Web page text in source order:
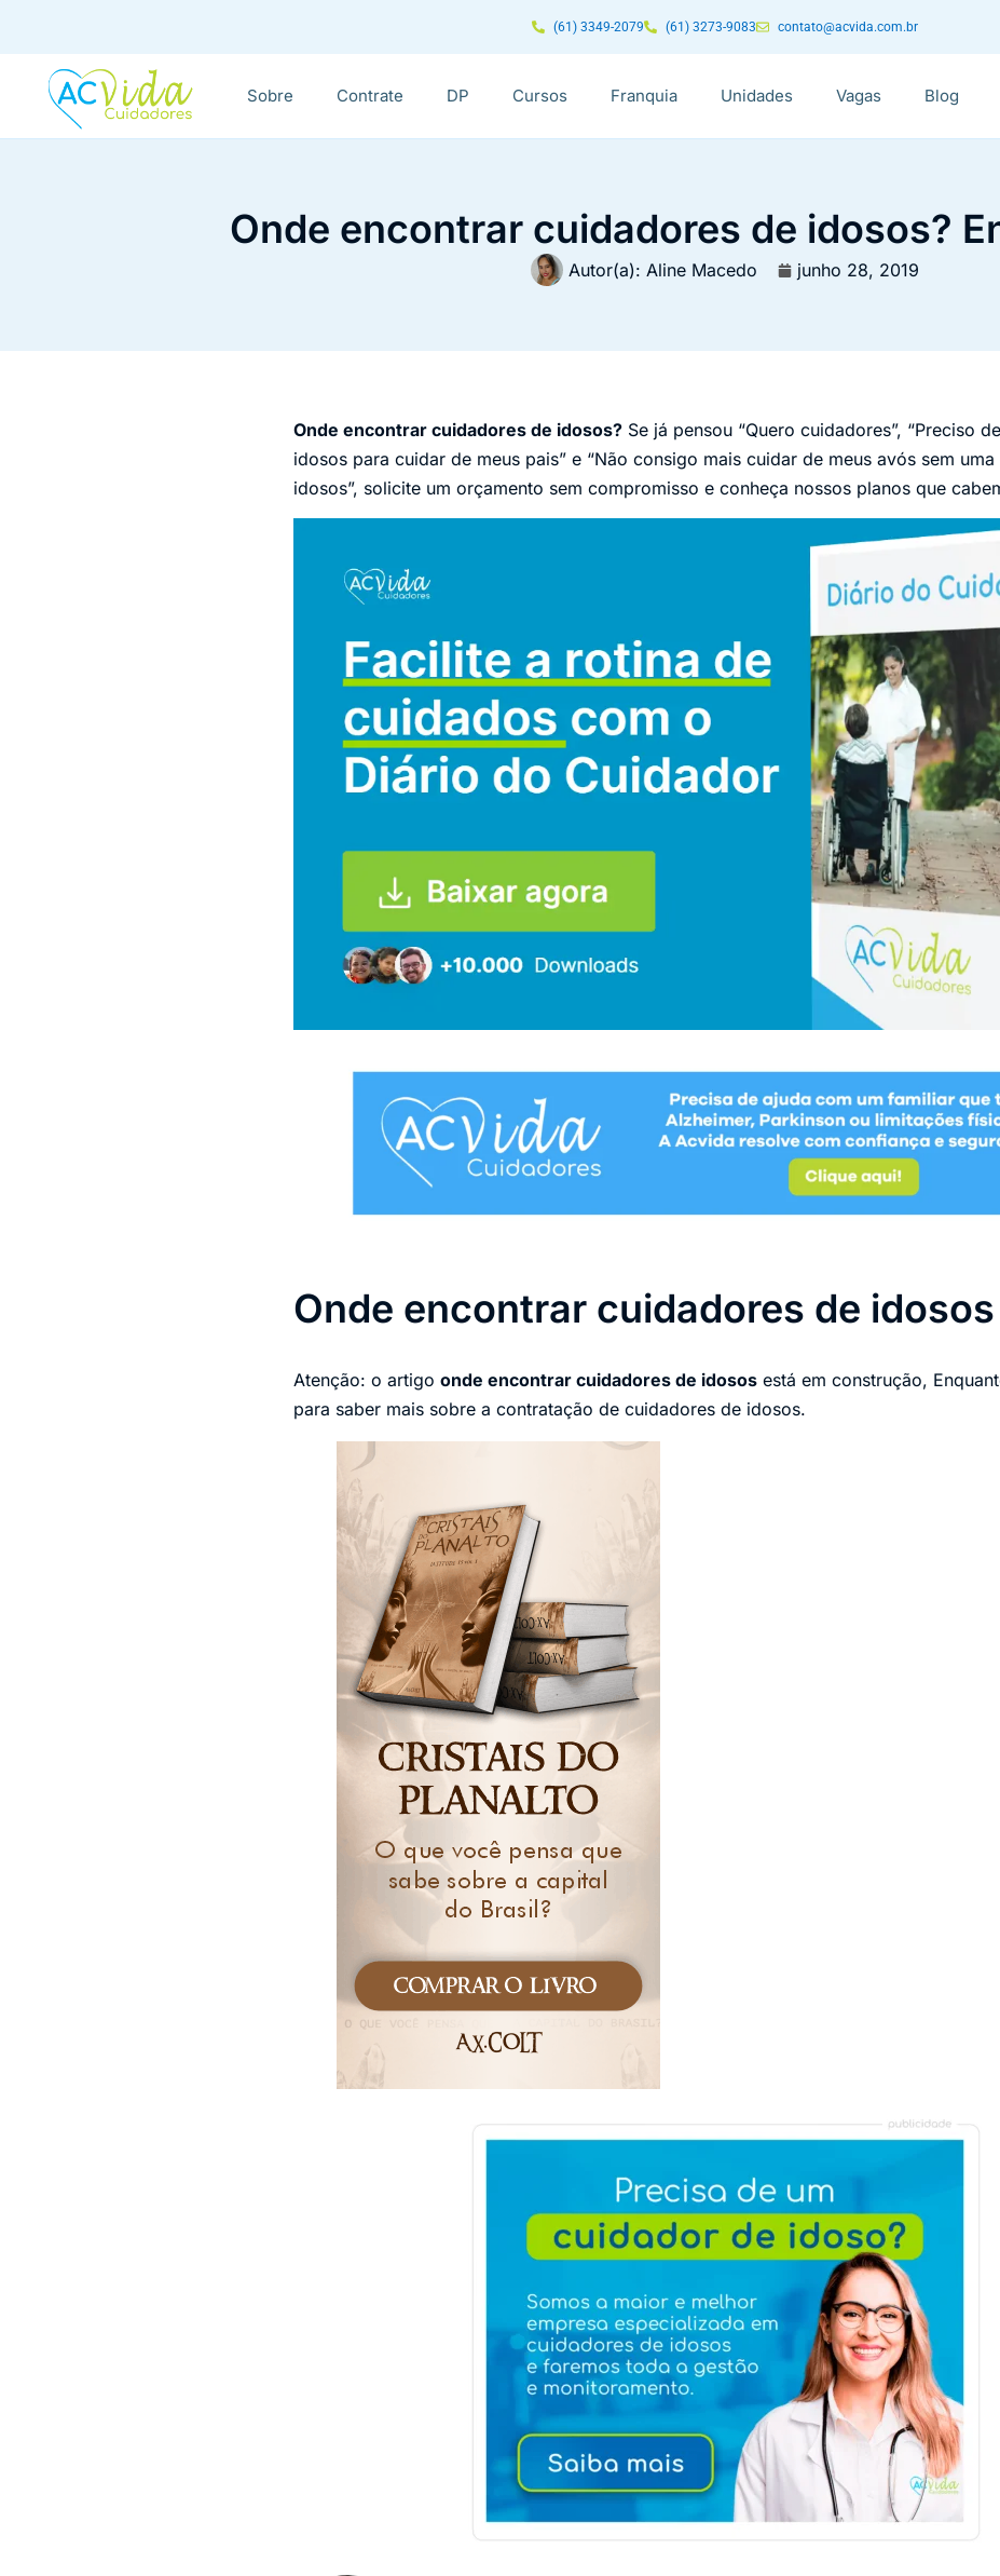
(61) 3349-2079 (61) 3273-9083 contato@acvida.com.br
Sobre Contrate DP Cursos Franquia Unidades Vagas Blog
Onde encontrar cuidadores de idosos?
Autor(a): Aline Macedo junho 28, 2019
Onde encontrar cuidadores de idosos? Se já pensou “Quero cuidadores”, “Preciso
idosos para cuidar de meus pais” e “Não consigo mais cuidar de meus avós sem
idosos”, solicite um orçamento sem compromisso e conheça nossos planos que
Onde encontrar cuidadores de idosos
Atenção: o artigo onde encontrar cuidadores de idosos está em construção,
para saber mais sobre a contratação de cuidadores de idosos.